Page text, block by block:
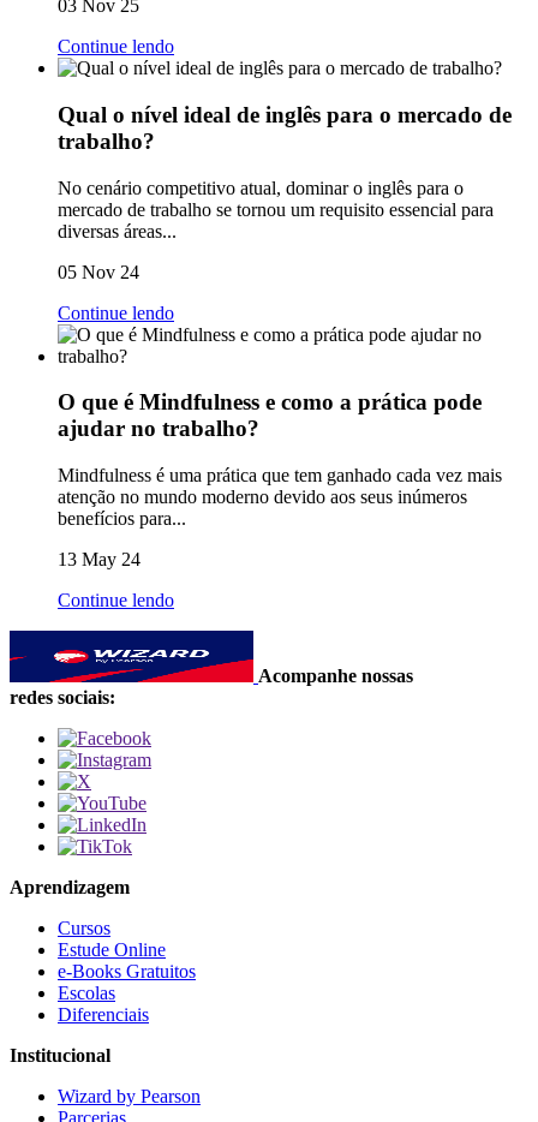
03 Nov 25
Continue lendo
Qual o nível ideal de inglês para o mercado de
trabalho?
No cenário competitivo atual, dominar o inglês para o
mercado de trabalho se tornou um requisito essencial para
diversas áreas...
05 Nov 24
Continue lendo
O que é Mindfulness e como a prática pode
ajudar no trabalho?
Mindfulness é uma prática que tem ganhado cada vez mais
atenção no mundo moderno devido aos seus inúmeros
benefícios para...
13 May 24
Continue lendo
Acompanhe nossas
redes sociais:
Aprendizagem
Cursos
Estude Online
e-Books Gratuitos
Escolas
Diferenciais
Institucional
Wizard by Pearson
Parcerias